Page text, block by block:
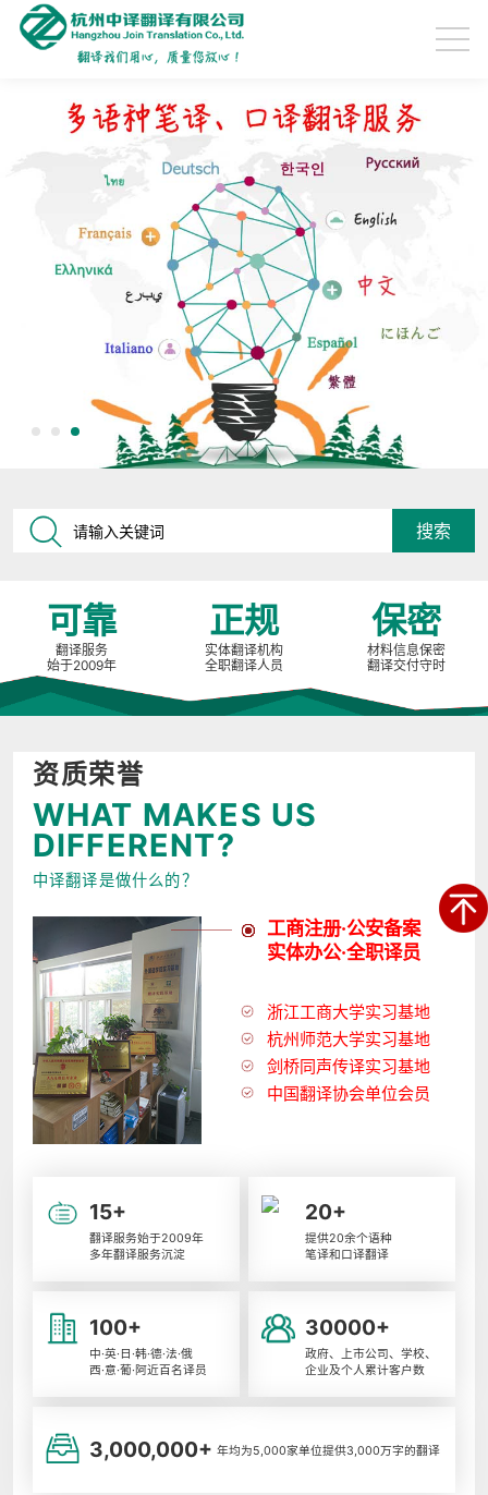
可靠
翻译服务
始于2009年
正规
实体翻译机构
全职翻译人员
保密
材料信息保密
翻译交付守时
资质荣誉
WHAT MAKES US
DIFFERENT?
中译翻译是做什么的？
工商注册·公安备案
实体办公·全职译员
浙江工商大学实习基地
杭州师范大学实习基地
剑桥同声传译实习基地
中国翻译协会单位会员
15+
翻译服务始于2009年
多年翻译服务沉淀
20+
提供20余个语种
笔译和口译翻译
100+
中·英·日·韩·德·法·俄
西·意·葡·阿近百名译员
30000+
政府、上市公司、学校、
企业及个人累计客户数
3,000,000+ 年均为5,000家单位提供3,000万字的翻译